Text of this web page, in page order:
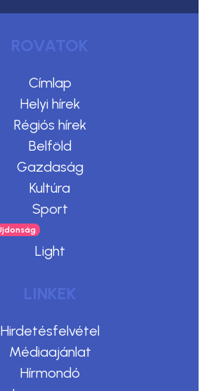
ROVATOK
Címlap
Helyi hírek
Régiós hírek
Belföld
Gazdaság
Kultúra
Sport
Light
LINKEK
Hirdetésfelvétel
Médiaajánlat
Hírmondó